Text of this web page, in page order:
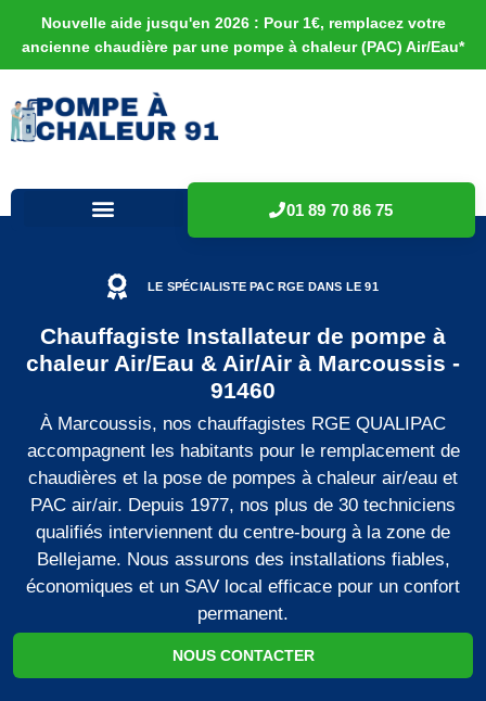
Nouvelle aide jusqu'en 2026 : Pour 1€, remplacez votre
ancienne chaudière par une pompe à chaleur (PAC) Air/Eau*
01 89 70 86 75
LE SPÉCIALISTE PAC RGE DANS LE 91
Chauffagiste Installateur de pompe à
chaleur Air/Eau & Air/Air à Marcoussis -
91460
À Marcoussis, nos chauffagistes RGE QUALIPAC
accompagnent les habitants pour le remplacement de
chaudières et la pose de pompes à chaleur air/eau et
PAC air/air. Depuis 1977, nos plus de 30 techniciens
qualifiés interviennent du centre-bourg à la zone de
Bellejame. Nous assurons des installations fiables,
économiques et un SAV local efficace pour un confort
permanent.
NOUS CONTACTER